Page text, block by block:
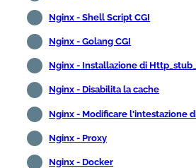
Nginx - Shell Script CGI
Nginx - Golang CGI
Nginx - Installazione di
Nginx - Disabilita la cache
Nginx - Modificare l'intestazione
Nginx - Proxy
Nginx - Docker